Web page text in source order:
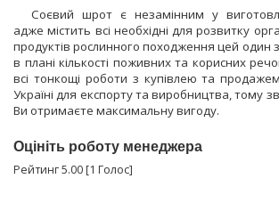
Соєвий шрот є незамінним у
адже містить всі необхідні для розвитку
продуктів рослинного походження цей один
в плані кількості поживних та корисних
всі тонкощі роботи з купівлею та
Україні для експорту та виробництва, тому
Ви отримаєте максимальну вигоду.
Оцініть роботу менеджера
Рейтинг 5.00 [1 Голос]